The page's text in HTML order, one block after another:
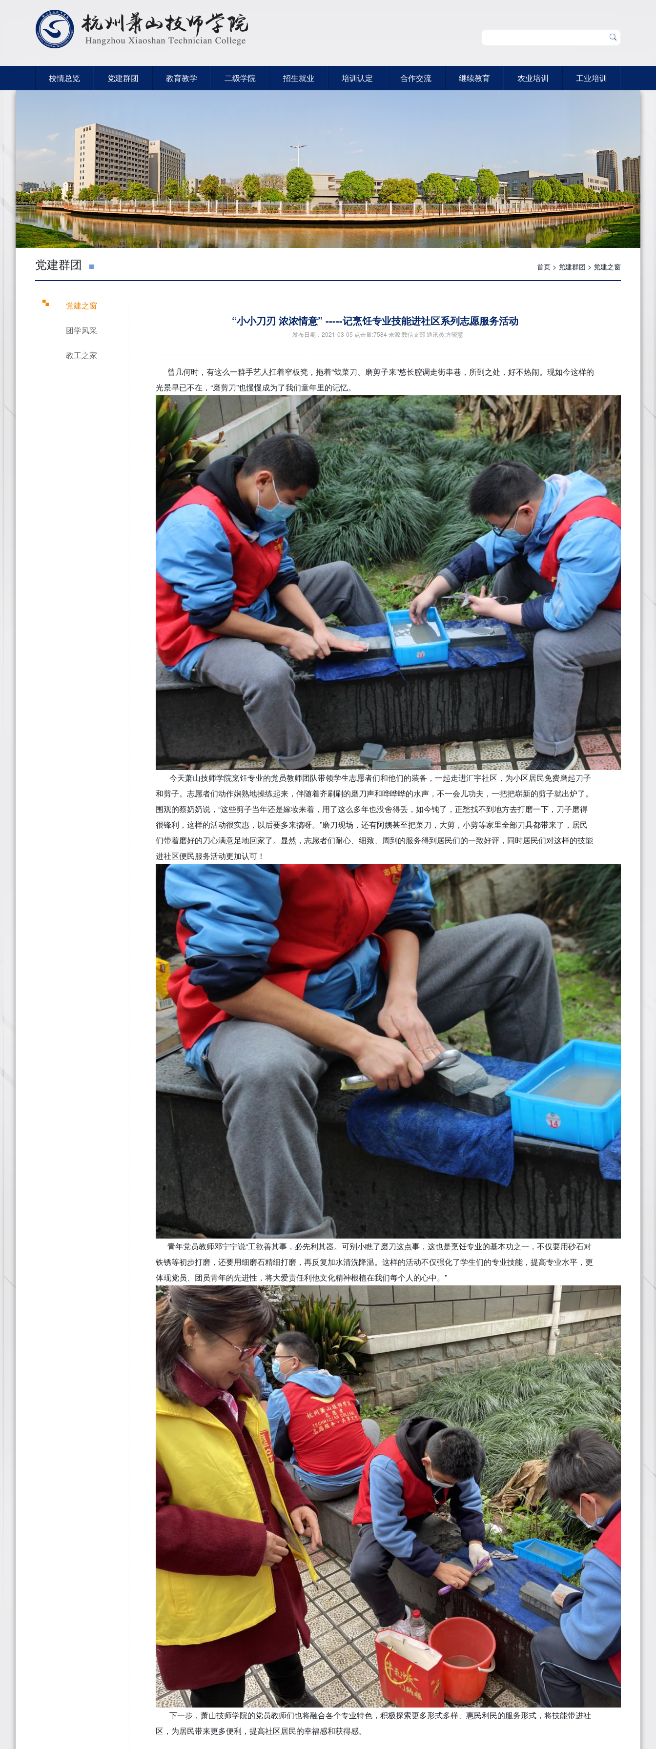
校情总览 党建群团 教育教学 二级学院 招生就业 培训认定 合作交流 继续教育 农业培训 工业培训
党建群团 首页 > 党建群团 > 党建之窗
党建之窗
团学风采
教工之家
“小小刀刃 浓浓情意” -----记烹饪专业技能进社区系列志愿服务活动
发布日期：2021-03-05 点击量:7584 来源:数信支部 通讯员:方晓慧
曾几何时，有这么一群手艺人扛着窄板凳，拖着“戗菜刀、磨剪子来”悠长腔调走街串巷，所到之处，好不热闹。现如今这样的
光景早已不在，“磨剪刀”也慢慢成为了我们童年里的记忆。
今天萧山技师学院烹饪专业的党员教师团队带领学生志愿者们和他们的装备，一起走进汇宇社区，为小区居民免费磨起刀子
和剪子。志愿者们动作娴熟地操练起来，伴随着齐刷刷的磨刀声和哗哗哗的水声，不一会儿功夫，一把把崭新的剪子就出炉了。
围观的蔡奶奶说，“这些剪子当年还是嫁妆来着，用了这么多年也没舍得丢，如今钝了，正愁找不到地方去打磨一下，刀子磨得
很锋利，这样的活动很实惠，以后要多来搞呀。”磨刀现场，还有阿姨甚至把菜刀，大剪，小剪等家里全部刀具都带来了，居民
们带着磨好的刀心满意足地回家了。显然，志愿者们耐心、细致、周到的服务得到居民们的一致好评，同时居民们对这样的技能
进社区便民服务活动更加认可！
青年党员教师邓宁宁说“工欲善其事，必先利其器。可别小瞧了磨刀这点事，这也是烹饪专业的基本功之一，不仅要用砂石对
铁锈等初步打磨，还要用细磨石精细打磨，再反复加水清洗降温。这样的活动不仅强化了学生们的专业技能，提高专业水平，更
体现党员、团员青年的先进性，将大爱责任利他文化精神根植在我们每个人的心中。”
下一步，萧山技师学院的党员教师们也将融合各个专业特色，积极探索更多形式多样、惠民利民的服务形式，将技能带进社
区，为居民带来更多便利，提高社区居民的幸福感和获得感。